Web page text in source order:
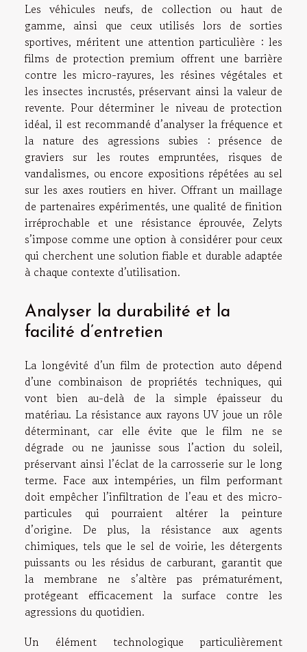
Les véhicules neufs, de collection ou haut de
gamme, ainsi que ceux utilisés lors de sorties
sportives, méritent une attention particulière : les
films de protection premium offrent une barrière
contre les micro-rayures, les résines végétales et
les insectes incrustés, préservant ainsi la valeur de
revente. Pour déterminer le niveau de protection
idéal, il est recommandé d’analyser la fréquence et
la nature des agressions subies : présence de
graviers sur les routes empruntées, risques de
vandalismes, ou encore expositions répétées au sel
sur les axes routiers en hiver. Offrant un maillage
de partenaires expérimentés, une qualité de finition
irréprochable et une résistance éprouvée, Zelyts
s’impose comme une option à considérer pour ceux
qui cherchent une solution fiable et durable adaptée
à chaque contexte d’utilisation.
Analyser la durabilité et la
facilité d’entretien
La longévité d’un film de protection auto dépend
d’une combinaison de propriétés techniques, qui
vont bien au-delà de la simple épaisseur du
matériau. La résistance aux rayons UV joue un rôle
déterminant, car elle évite que le film ne se
dégrade ou ne jaunisse sous l’action du soleil,
préservant ainsi l’éclat de la carrosserie sur le long
terme. Face aux intempéries, un film performant
doit empêcher l’infiltration de l’eau et des micro-
particules qui pourraient altérer la peinture
d’origine. De plus, la résistance aux agents
chimiques, tels que le sel de voirie, les détergents
puissants ou les résidus de carburant, garantit que
la membrane ne s’altère pas prématurément,
protégeant efficacement la surface contre les
agressions du quotidien.
Un élément technologique particulièrement